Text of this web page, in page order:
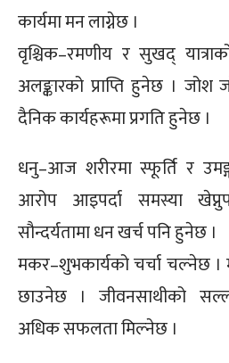
कार्यमा मन लाग्नेछ ।
वृश्चिक–रमणीय र सुखद्
अलङ्कारको प्राप्ति हुनेछ ।
दैनिक कार्यहरूमा प्रगति हुनेछ ।
धनु–आज शरीरमा स्फूर्ति र
आरोप आइपर्दा समस्या
सौन्दर्यतामा धन खर्च पनि हुनेछ ।
मकर–शुभकार्यको चर्चा चल्नेछ ।
छाउनेछ । जीवनसाथीको
अधिक सफलता मिल्नेछ ।